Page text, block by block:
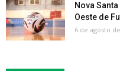
Nova
Oeste de
6 de agosto